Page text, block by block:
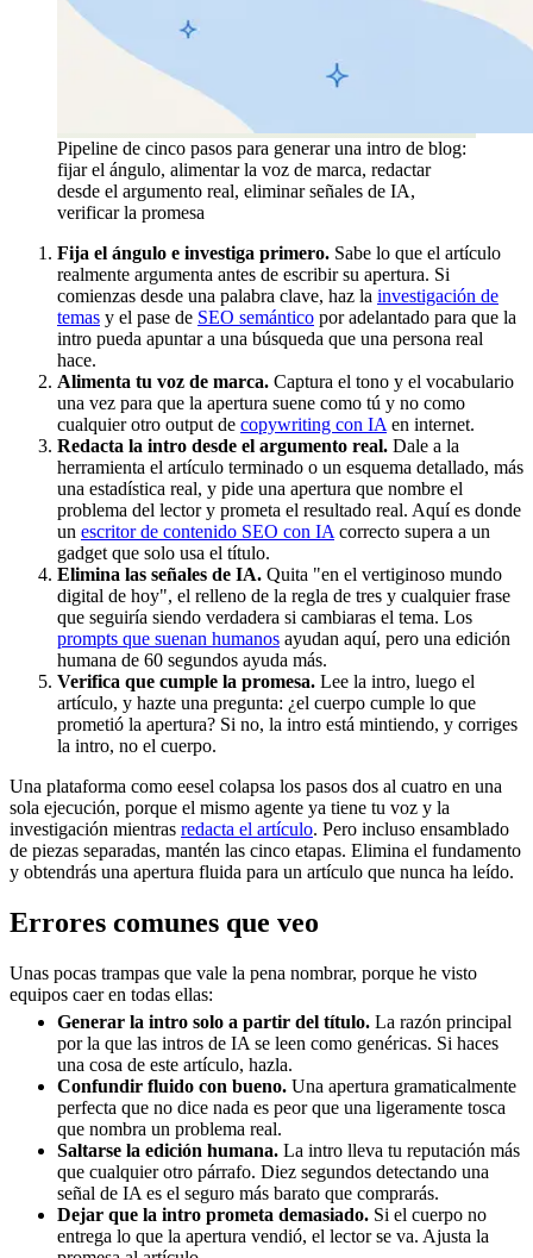
Pipeline de cinco pasos para generar una intro de blog:
fijar el ángulo, alimentar la voz de marca, redactar
desde el argumento real, eliminar señales de IA,
verificar la promesa
Fija el ángulo e investiga primero. Sabe lo que el artículo
realmente argumenta antes de escribir su apertura. Si
comienzas desde una palabra clave, haz la investigación de
temas y el pase de SEO semántico por adelantado para que la
intro pueda apuntar a una búsqueda que una persona real
hace.
Alimenta tu voz de marca. Captura el tono y el vocabulario
una vez para que la apertura suene como tú y no como
cualquier otro output de copywriting con IA en internet.
Redacta la intro desde el argumento real. Dale a la
herramienta el artículo terminado o un esquema detallado, más
una estadística real, y pide una apertura que nombre el
problema del lector y prometa el resultado real. Aquí es donde
un escritor de contenido SEO con IA correcto supera a un
gadget que solo usa el título.
Elimina las señales de IA. Quita "en el vertiginoso mundo
digital de hoy", el relleno de la regla de tres y cualquier frase
que seguiría siendo verdadera si cambiaras el tema. Los
prompts que suenan humanos ayudan aquí, pero una edición
humana de 60 segundos ayuda más.
Verifica que cumple la promesa. Lee la intro, luego el
artículo, y hazte una pregunta: ¿el cuerpo cumple lo que
prometió la apertura? Si no, la intro está mintiendo, y corriges
la intro, no el cuerpo.
Una plataforma como eesel colapsa los pasos dos al cuatro en una
sola ejecución, porque el mismo agente ya tiene tu voz y la
investigación mientras redacta el artículo. Pero incluso ensamblado
de piezas separadas, mantén las cinco etapas. Elimina el fundamento
y obtendrás una apertura fluida para un artículo que nunca ha leído.
Errores comunes que veo
Unas pocas trampas que vale la pena nombrar, porque he visto
equipos caer en todas ellas:
Generar la intro solo a partir del título. La razón principal
por la que las intros de IA se leen como genéricas. Si haces
una cosa de este artículo, hazla.
Confundir fluido con bueno. Una apertura gramaticalmente
perfecta que no dice nada es peor que una ligeramente tosca
que nombra un problema real.
Saltarse la edición humana. La intro lleva tu reputación más
que cualquier otro párrafo. Diez segundos detectando una
señal de IA es el seguro más barato que comprarás.
Dejar que la intro prometa demasiado. Si el cuerpo no
entrega lo que la apertura vendió, el lector se va. Ajusta la